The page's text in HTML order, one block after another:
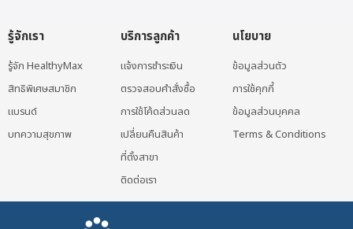
รู้จักเรา
รู้จัก HealthyMax
สิทธิพิเศษสมาชิก
แบรนด์
บทความสุขภาพ
บริการลูกค้า
แจ้งการชำระเงิน
ตรวจสอบคำสั่งซื้อ
การใช้โค้ดส่วนลด
เปลี่ยนคืนสินค้า
ที่ตั้งสาขา
ติดต่อเรา
นโยบาย
ข้อมูลส่วนตัว
การใช้คุกกี้
ข้อมูลส่วนบุคคล
Terms & Conditions